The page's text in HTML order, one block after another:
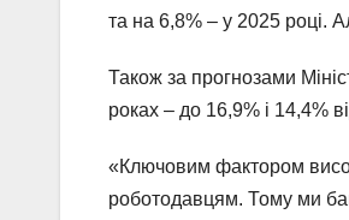
та на 6,8% – у 2025 році.
Також за прогнозами
роках – до 16,9% і 14,4%
«Ключовим фактором
роботодавцям. Тому ми